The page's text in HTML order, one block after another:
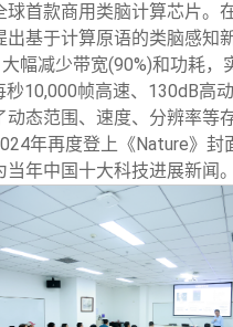
球首款商用类脑计算芯片。
出基于计算原语的类脑感知
大幅减少带宽(90%)和功耗，
10,000帧高速、130dB高
动态范围、速度、分辨率等
年再度登上《Nature》封
年中国十大科技进展新闻。